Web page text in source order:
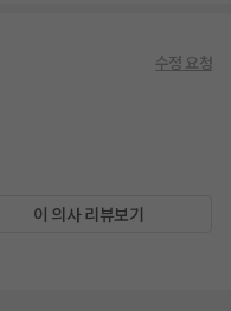
수정 요청
이 의사 리뷰보기